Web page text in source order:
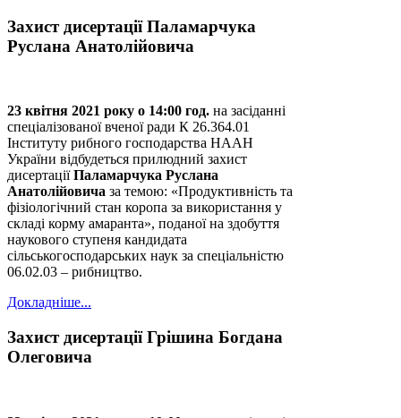
Захист дисертації Паламарчука
Руслана Анатолійовича
23 квітня 2021 року о 14:00 год. на засіданні
спеціалізованої вченої ради К 26.364.01
Інституту рибного господарства НААН
України відбудеться прилюдний захист
дисертаціїПаламарчука Руслана
Анатолійовича за темою: «Продуктивність та
фізіологічний стан коропа за використання у
складі корму амаранта», поданої на здобуття
наукового ступеня кандидата
сільськогосподарських наук за спеціальністю
06.02.03 – рибництво.
Докладніше...
Захист дисертації Грішина Богдана
Олеговича